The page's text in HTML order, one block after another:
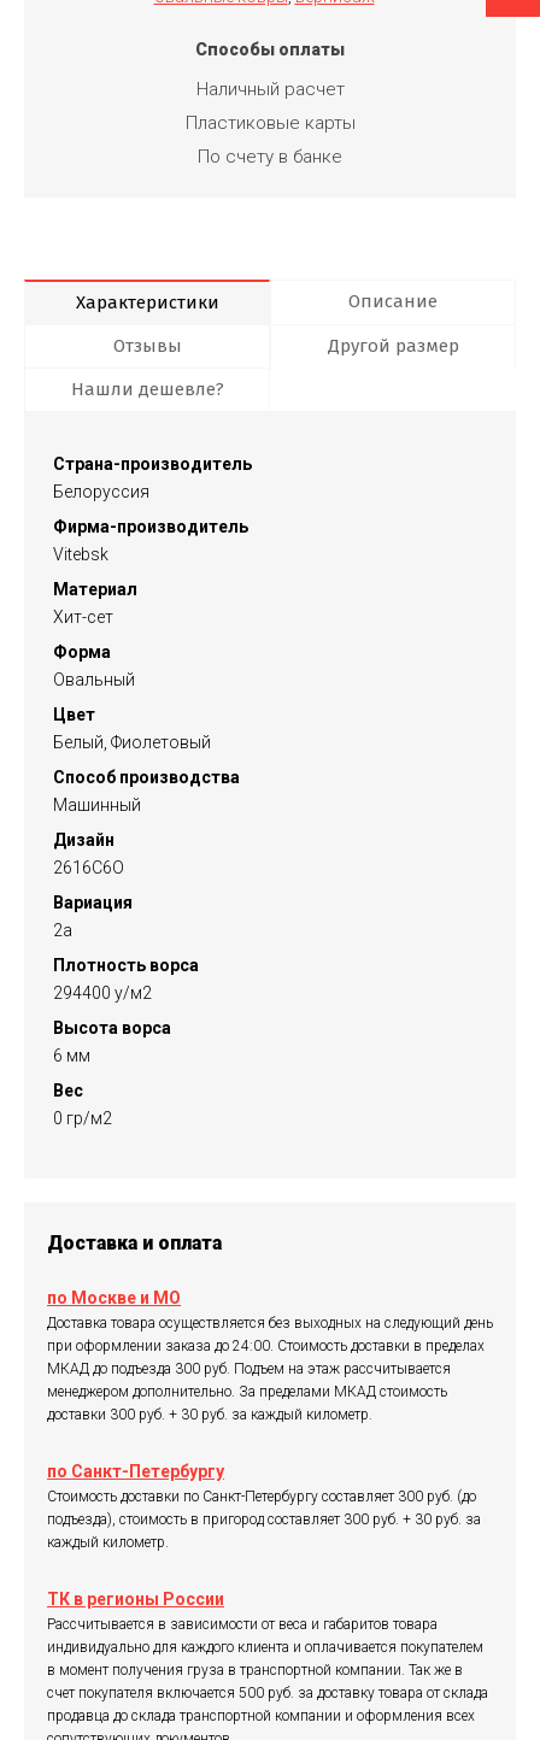
Способы оплаты
Наличный расчет
Пластиковые карты
По счету в банке
Характеристики Описание
Отзывы
Другой размер
Нашли дешевле?
Страна-производитель
Белоруссия
Фирма-производитель
Vitebsk
Материал
Хит-сет
Форма
Овальный
Цвет
Белый, Фиолетовый
Способ производства
Машинный
Дизайн
2616C6O
Вариация
2a
Плотность ворса
294400 у/м2
Высота ворса
6 мм
Вес
0 гр/м2
Доставка и оплата
по Москве и МО
Доставка товара осуществляется без выходных на следующий день
при оформлении заказа до 24:00. Стоимость доставки в пределах
МКАД до подъезда 300 руб. Подъем на этаж рассчитывается
менеджером дополнительно. За пределами МКАД стоимость
доставки 300 руб. + 30 руб. за каждый километр.
по Санкт-Петербургу
Стоимость доставки по Санкт-Петербургу составляет 300 руб. (до
подъезда), стоимость в пригород составляет 300 руб. + 30 руб. за
каждый километр.
ТК в регионы России
Рассчитывается в зависимости от веса и габаритов товара
индивидуально для каждого клиента и оплачивается покупателем
в момент получения груза в транспортной компании. Так же в
счет покупателя включается 500 руб. за доставку товара от склада
продавца до склада транспортной компании и оформления всех